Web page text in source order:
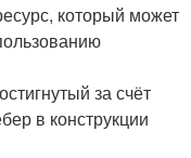
который может
за счёт
в конструкции